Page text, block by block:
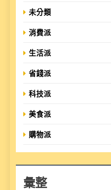
未分類
消費派
生活派
省錢派
科技派
美食派
購物派
彙整